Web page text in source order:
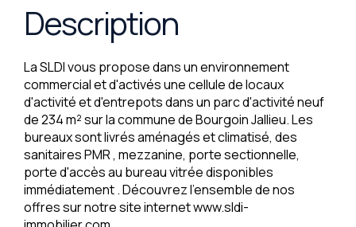
Description
La SLDI vous propose dans un environnement
commercial et d'activés une cellule de locaux
d'activité et d'entrepots dans un parc d'activité neuf
de 234 m² sur la commune de Bourgoin Jallieu. Les
bureaux sont livrés aménagés et climatisé, des
sanitaires PMR , mezzanine, porte sectionnelle,
porte d'accès au bureau vitrée disponibles
immédiatement . Découvrez l'ensemble de nos
offres sur notre site internet www.sldi-